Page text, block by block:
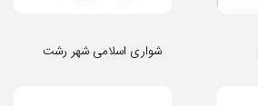
شواری اسلامی شهر رشت